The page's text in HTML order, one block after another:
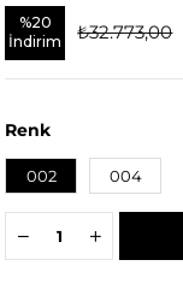
%20
İndirim
₺32.773,00
Renk
002 004